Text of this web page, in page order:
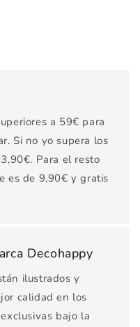
a 59€ para
Si no yo supera los
Para el resto
es de 9,90€ y gratis
Decohappy
ilustrados y
calidad en los
bajo la